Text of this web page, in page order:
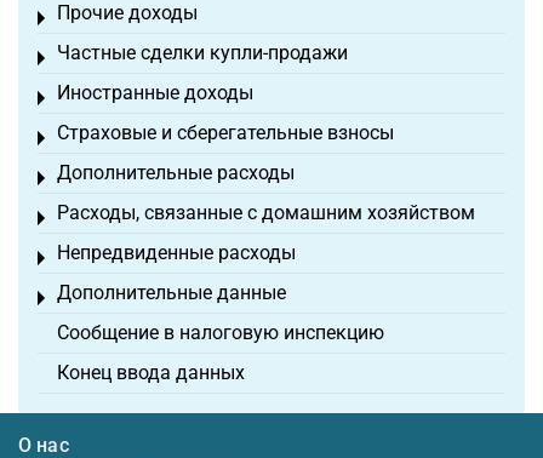
Прочие доходы
Toggle menu
Частные сделки купли-продажи
Toggle menu
Иностранные доходы
Toggle menu
Страховые и сберегательные взносы
Toggle menu
Дополнительные расходы
Toggle menu
Расходы, связанные с домашним хозяйством
Toggle menu
Непредвиденные расходы
Toggle menu
Дополнительные данные
Toggle menu
Сообщение в налоговую инспекцию
Конец ввода данных
О нас